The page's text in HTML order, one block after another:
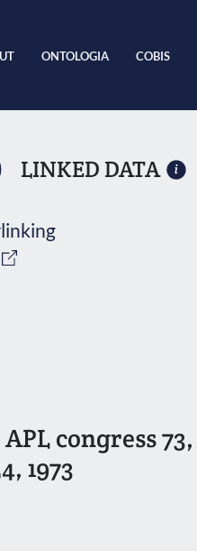
ONTOLOGIA COBIS
LINKED DATA
congress 73,
1973